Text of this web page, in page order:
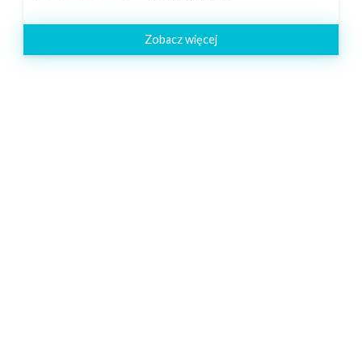
Zobacz więcej